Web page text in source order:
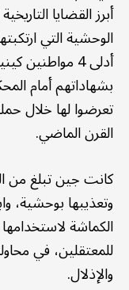
أبرز القضايا
الوحشية التي
أدلى 4
بشهاداتهم أمام
تعرضوا لها خلال
القرن الماضي.
وتعذيبها بوحشية،
الكماشة
للمعتقلين، في
والإذلال.